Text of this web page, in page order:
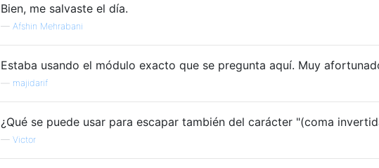
Bien, me salvaste el día.
— Afshin Mehrabani
Estaba usando el módulo exacto que se pregunta aquí. Muy
majidarif
¿Qué se puede usar para escapar también del carácter "(coma
— Victor